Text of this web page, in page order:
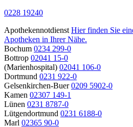
0228 19240
Apothekennotdienst Hier finden Sie
Apotheken in Ihrer Nähe.
Bochum 0234 299-0
Bottrop 02041 15-0
(Marienhospital) 02041 106-0
Dortmund 0231 922-0
Gelsenkirchen-Buer 0209 5902-0
Kamen 02307 149-1
Lünen 0231 8787-0
Lütgendortmund 0231 6188-0
Marl 02365 90-0